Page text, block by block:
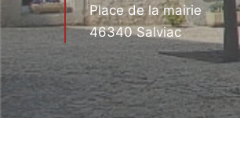
Place de la mairie
46340 Salviac